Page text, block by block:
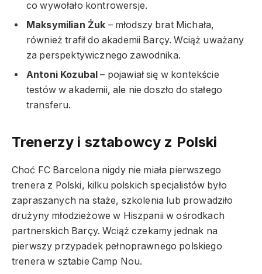
co wywołało kontrowersje.
Maksymilian Żuk – młodszy brat Michała,
również trafił do akademii Barçy. Wciąż uważany
za perspektywicznego zawodnika.
Antoni Kozubal – pojawiał się w kontekście
testów w akademii, ale nie doszło do stałego
transferu.
Trenerzy i sztabowcy z Polski
Choć FC Barcelona nigdy nie miała pierwszego
trenera z Polski, kilku polskich specjalistów było
zapraszanych na staże, szkolenia lub prowadziło
drużyny młodzieżowe w Hiszpanii w ośrodkach
partnerskich Barçy. Wciąż czekamy jednak na
pierwszy przypadek pełnoprawnego polskiego
trenera w sztabie Camp Nou.